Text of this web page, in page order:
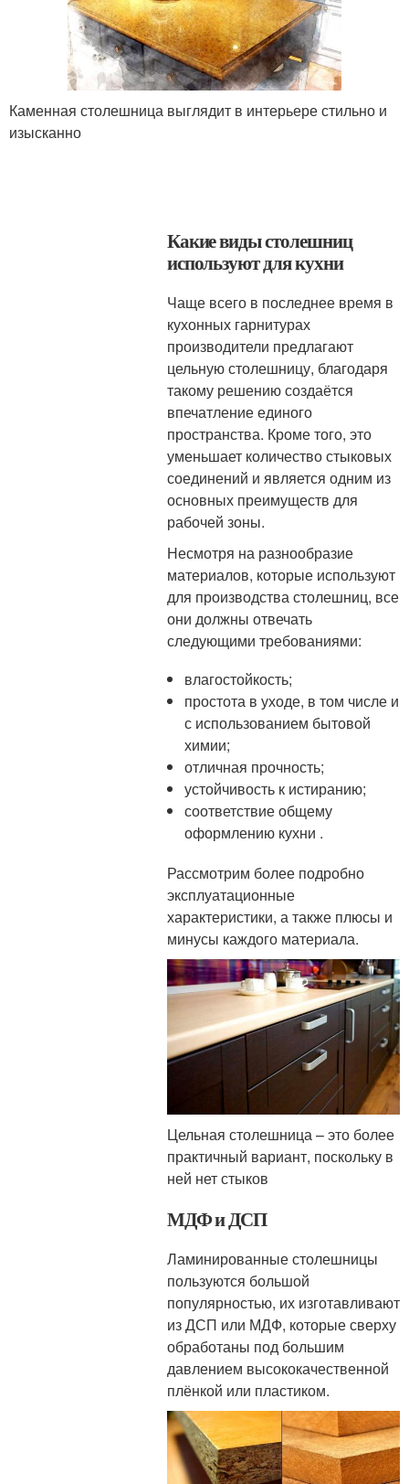
Каменная столешница выглядит в интерьере стильно и
изысканно
Какие виды столешниц
используют для кухни
Чаще всего в последнее время в
кухонных гарнитурах
производители предлагают
цельную столешницу, благодаря
такому решению создаётся
впечатление единого
пространства. Кроме того, это
уменьшает количество стыковых
соединений и является одним из
основных преимуществ для
рабочей зоны.
Несмотря на разнообразие
материалов, которые используют
для производства столешниц, все
они должны отвечать
следующими требованиями:
влагостойкость;
простота в уходе, в том числе и
с использованием бытовой
химии;
отличная прочность;
устойчивость к истиранию;
соответствие общему
оформлению кухни .
Рассмотрим более подробно
эксплуатационные
характеристики, а также плюсы и
минусы каждого материала.
Цельная столешница – это более
практичный вариант, поскольку в
ней нет стыков
МДФ и ДСП
Ламинированные столешницы
пользуются большой
популярностью, их изготавливают
из ДСП или МДФ, которые сверху
обработаны под большим
давлением высококачественной
плёнкой или пластиком.